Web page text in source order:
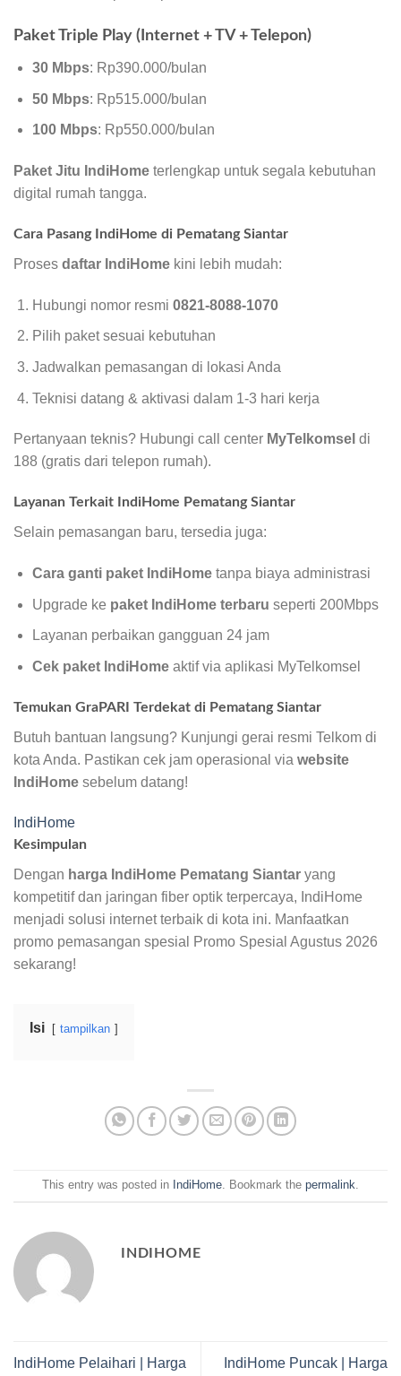
Paket Triple Play (Internet + TV + Telepon)
30 Mbps: Rp390.000/bulan
50 Mbps: Rp515.000/bulan
100 Mbps: Rp550.000/bulan
Paket Jitu IndiHome terlengkap untuk segala kebutuhan
digital rumah tangga.
Cara Pasang IndiHome di Pematang Siantar
Proses daftar IndiHome kini lebih mudah:
Hubungi nomor resmi 0821-8088-1070
Pilih paket sesuai kebutuhan
Jadwalkan pemasangan di lokasi Anda
Teknisi datang & aktivasi dalam 1-3 hari kerja
Pertanyaan teknis? Hubungi call center MyTelkomsel di
188 (gratis dari telepon rumah).
Layanan Terkait IndiHome Pematang Siantar
Selain pemasangan baru, tersedia juga:
Cara ganti paket IndiHometanpa biaya administrasi
Upgrade ke paket IndiHome terbaru seperti 200Mbps
Layanan perbaikan gangguan 24 jam
Cek paket IndiHomeaktif via aplikasi MyTelkomsel
Temukan GraPARI Terdekat di Pematang Siantar
Butuh bantuan langsung? Kunjungi gerai resmi Telkom di
kota Anda. Pastikan cek jam operasional via website
IndiHome sebelum datang!
IndiHome
Kesimpulan
Dengan harga IndiHome Pematang Siantar yang
kompetitif dan jaringan fiber optik terpercaya, IndiHome
menjadi solusi internet terbaik di kota ini. Manfaatkan
promo pemasangan spesial Promo Spesial Agustus 2026
sekarang!
Isi tampilkan
This entry was posted in IndiHome . Bookmark the permalink
INDIHOME
IndiHome Pelaihari | Harga
IndiHome Puncak | Harga